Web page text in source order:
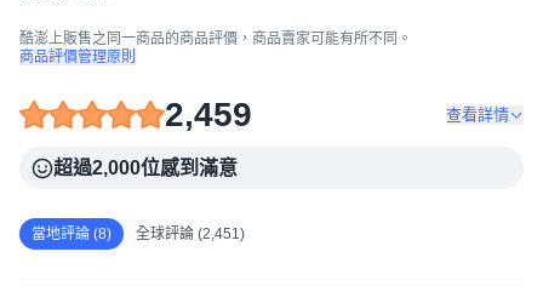
酷澎上販售之同一商品的商品評價，商品賣家可能有所不同。
商品評價管理原則
2,459 查看詳情
超過2,000位感到滿意
當地評論 (8) 全球評論 (2,451)